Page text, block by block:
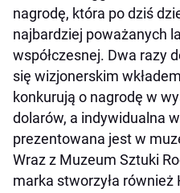
nagrodę, która po dziś
najbardziej poważanych
współczesnej. Dwa razy
się wizjonerskim
konkurują o nagrodę w
dolarów, a indywidualna
prezentowana jest w
Wraz z Muzeum Sztuki
marka stworzyła również